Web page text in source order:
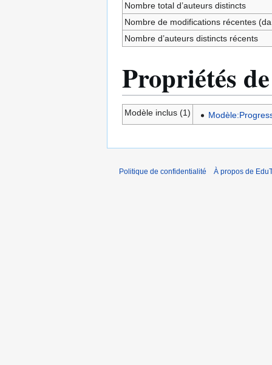
Nombre total d’auteurs distincts
Nombre de modifications récentes
Nombre d’auteurs distincts récents
Propriétés
Modèle inclus (1)
Politique de confidentialité À propos de